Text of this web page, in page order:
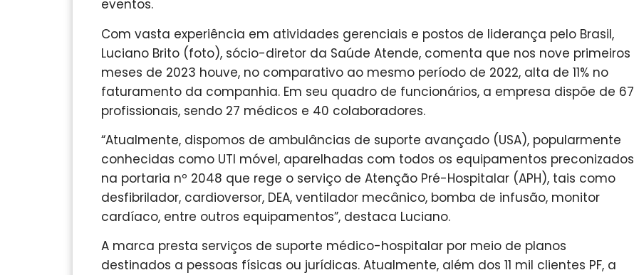
eventos.
Com vasta experiência em atividades gerenciais e postos de liderança pelo Brasil,
Luciano Brito (foto), sócio-diretor da Saúde Atende, comenta que nos nove primeiros
meses de 2023 houve, no comparativo ao mesmo período de 2022, alta de 11% no
faturamento da companhia. Em seu quadro de funcionários, a empresa dispõe de 67
profissionais, sendo 27 médicos e 40 colaboradores.
“Atualmente, dispomos de ambulâncias de suporte avançado (USA), popularmente
conhecidas como UTI móvel, aparelhadas com todos os equipamentos preconizados
na portaria nº 2048 que rege o serviço de Atenção Pré-Hospitalar (APH), tais como
desfibrilador, cardioversor, DEA, ventilador mecânico, bomba de infusão, monitor
cardíaco, entre outros equipamentos”, destaca Luciano.
A marca presta serviços de suporte médico-hospitalar por meio de planos
destinados a pessoas físicas ou jurídicas. Atualmente, além dos 11 mil clientes PF, a